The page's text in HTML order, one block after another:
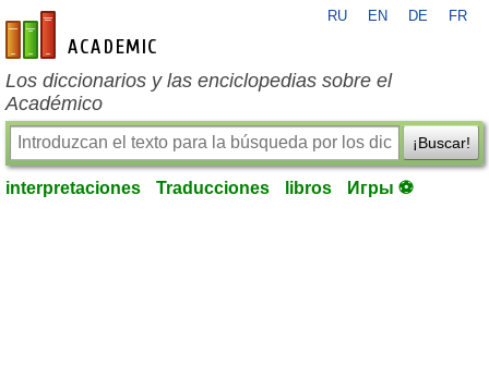
es-academic.com
RU EN DE FR
Los diccionarios y las enciclopedias sobre el
Académico
¡Buscar!
interpretaciones Traducciones libros Игры ⚽